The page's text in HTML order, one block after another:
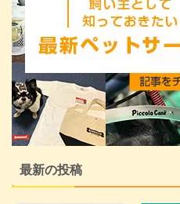
最新の投稿